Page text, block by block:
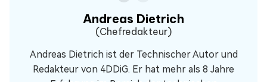
Andreas Dietrich
(Chefredakteur)
Andreas Dietrich ist der Technischer Autor und
Redakteur von 4DDiG. Er hat mehr als 8 Jahre